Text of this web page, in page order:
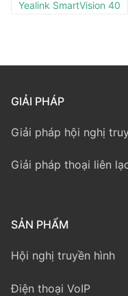
Yealink SmartVision 40
GIẢI PHÁP
Giải pháp hội nghị
Giải pháp thoại liên
SẢN PHẨM
Hội nghị truyền hình
Điện thoại VoIP